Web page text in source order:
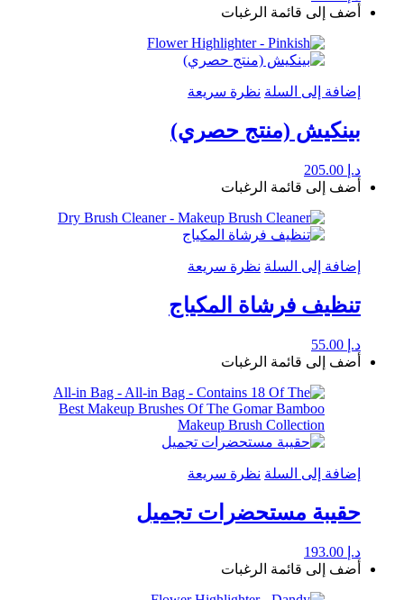
أضف إلى قائمة الرغبات
إضافة إلى السلة نظرة سريعة
بينكيش (منتج حصري)
د.إ
أضف إلى قائمة الرغبات
إضافة إلى السلة نظرة سريعة
تنظيف فرشاة المكياج
د.إ
أضف إلى قائمة الرغبات
إضافة إلى السلة نظرة سريعة
حقيبة مستحضرات تجميل
د.إ
أضف إلى قائمة الرغبات